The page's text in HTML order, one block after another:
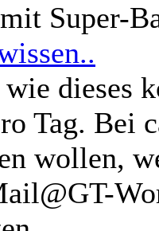
Super-
dieses
Tag. Bei
wollen,